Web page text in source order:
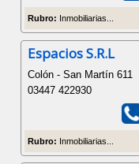
Rubro: Inmobiliarias...
Espacios S.R.L
Colón - San Martín 611
03447 422930
Rubro: Inmobiliarias...